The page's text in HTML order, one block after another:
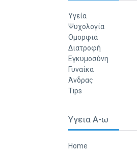
Υγεία
Ψυχολογία
Ομορφιά
Διατροφή
Εγκυμοσύνη
Γυναίκα
Άνδρας
Tips
Υγεια Α-ω
Home